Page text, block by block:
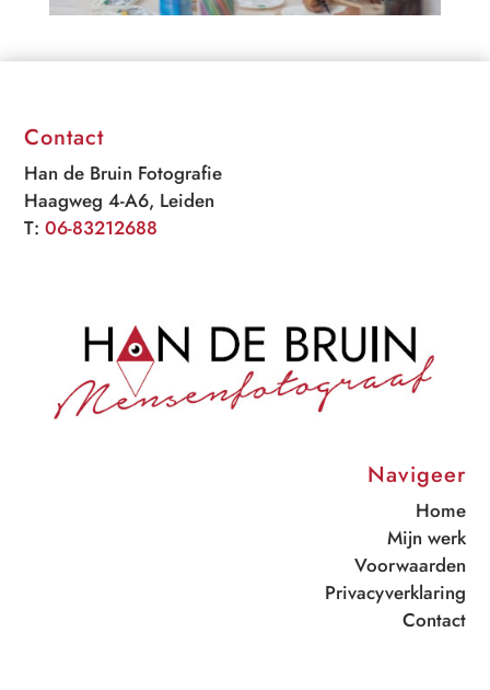
Contact
Han de Bruin Fotografie
Haagweg 4-A6, Leiden
T:06-83212688
Navigeer
Home
Mijn werk
Voorwaarden
Privacyverklaring
Contact